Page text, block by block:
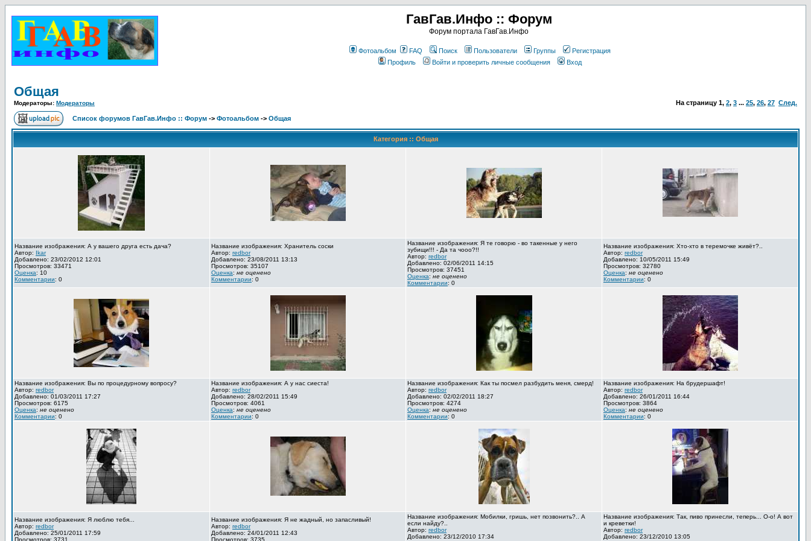
ГавГав.Инфо :: Форум
Форум портала ГавГав.Инфо
Фотоальбом FAQ Поиск Пользователи Группы
Регистрация
Профиль
Войти и проверить личные сообщения Вход
Общая
Модераторы: Модераторы На страницу 1, 2, 3 ... 25, 26, 27 След.
Список форумов ГавГав.Инфо :: Форум -> Фотоальбом -> Общая
Категория :: Общая
Название изображения: А у вашего друга есть дача?
Автор: Ikar
Добавлено: 23/02/2012 12:01
Просмотров: 33471
Оценка: 10
Комментарии: 0
Название изображения: Хранитель соски
Автор: redbor
Добавлено: 23/08/2011 13:13
Просмотров: 35107
Оценка: не оценено
Комментарии: 0
Название изображения: Я те говорю - во такенные у него
зубищи!!! - Да та чооо?!!
Автор: redbor
Добавлено: 02/06/2011 14:15
Просмотров: 37451
Оценка: не оценено
Комментарии: 0
Название изображения: Хто-хто в теремочке живёт?..
Автор: redbor
Добавлено: 10/05/2011 15:49
Просмотров: 32780
Оценка: не оценено
Комментарии: 0
Название изображения: Вы по процедурному вопросу?
Автор: redbor
Добавлено: 01/03/2011 17:27
Просмотров: 6175
Оценка: не оценено
Комментарии: 0
Название изображения: А у нас сиеста!
Автор: redbor
Добавлено: 28/02/2011 15:49
Просмотров: 4061
Оценка: не оценено
Комментарии: 0
Название изображения: Как ты посмел разбудить меня, смерд!
Автор: redbor
Добавлено: 02/02/2011 18:27
Просмотров: 4274
Оценка: не оценено
Комментарии: 0
Название изображения: На брудершафт!
Автор: redbor
Добавлено: 26/01/2011 16:44
Просмотров: 3864
Оценка: не оценено
Комментарии: 0
Название изображения: Я люблю тебя...
Автор: redbor
Добавлено: 25/01/2011 17:59
Просмотров: 3731
Название изображения: Я не жадный, но запасливый!
Автор: redbor
Добавлено: 24/01/2011 12:43
Просмотров: 3735
Название изображения: Мобилки, гришь, нет позвонить?.. А
если найду?..
Автор: redbor
Добавлено: 23/12/2010 17:34
Название изображения: Так, пиво принесли, теперь... О-о! А вот
и креветки!
Автор: redbor
Добавлено: 23/12/2010 13:05